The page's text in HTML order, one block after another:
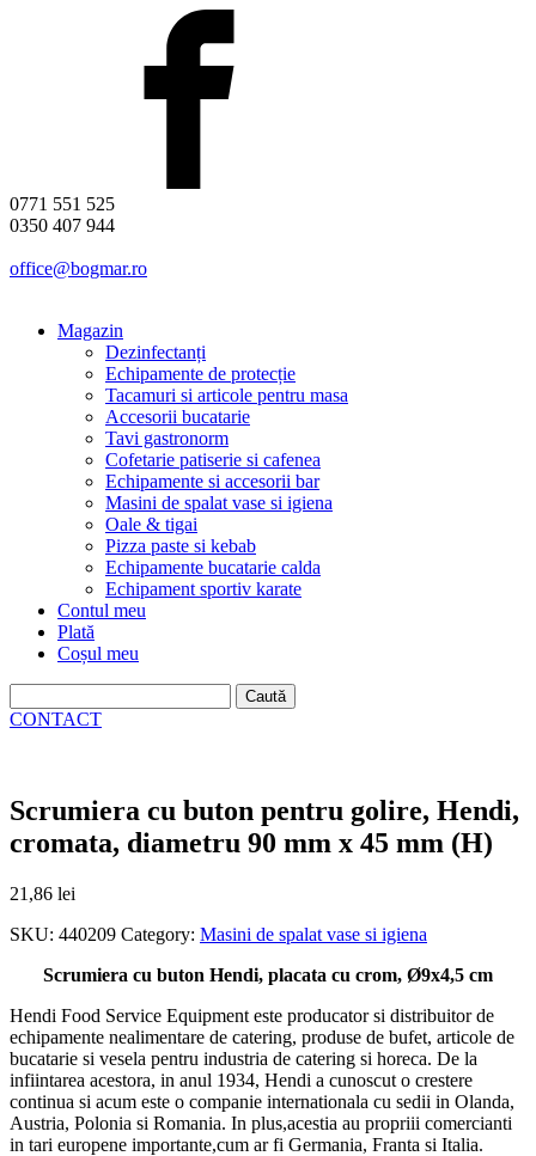
0771 551 525
0350 407 944
office@bogmar.ro
Magazin
Dezinfectanți
Echipamente de protecție
Tacamuri si articole pentru masa
Accesorii bucatarie
Tavi gastronorm
Cofetarie patiserie si cafenea
Echipamente si accesorii bar
Masini de spalat vase si igiena
Oale & tigai
Pizza paste si kebab
Echipamente bucatarie calda
Echipament sportiv karate
Contul meu
Plată
Coșul meu
după:
CONTACT
Scrumiera cu buton pentru golire, Hendi,
cromata, diametru 90 mm x 45 mm (H)
21,86 lei
SKU: 440209 Category: Masini de spalat vase si igiena
Scrumiera cu buton Hendi, placata cu crom, Ø9x4,5 cm
Hendi Food Service Equipment este producator si distribuitor de
echipamente nealimentare de catering, produse de bufet, articole de
bucatarie si vesela pentru industria de catering si horeca. De la
infiintarea acestora, in anul 1934, Hendi a cunoscut o crestere
continua si acum este o companie internationala cu sedii in Olanda,
Austria, Polonia si Romania. In plus,acestia au propriii comercianti
in tari europene importante,cum ar fi Germania, Franta si Italia.